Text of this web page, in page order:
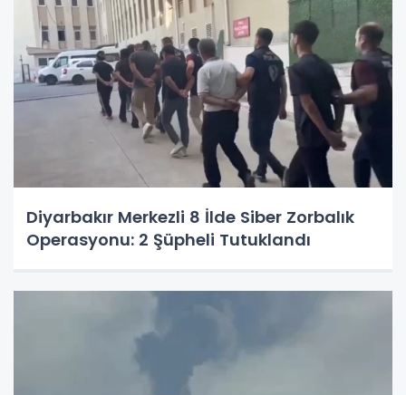
Diyarbakır Merkezli 8 İlde Siber Zorbalık
Operasyonu: 2 Şüpheli Tutuklandı